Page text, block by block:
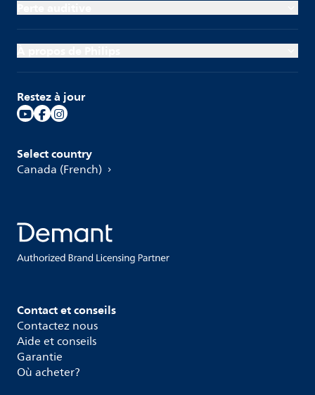
Contact et conseils
Contactez nous
Aide et conseils
Garantie
Où acheter?
Restez à jour
Select country
Canada (French)